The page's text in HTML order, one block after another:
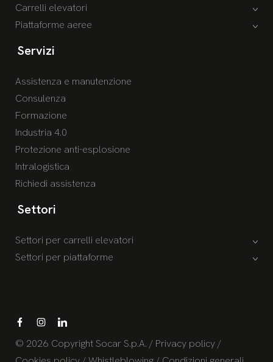
Carrelli elevatori
Piattaforme aeree
Servizi
Assistenza e manutenzione
Consulenza
Formazione
Industria 4.0
Protezione anti-esplosione
Intralogistica
Richiedi assistenza
Settori
Settori per carrelli elevatori
Settori per piattaforme
© 2026 Copyright Socar S.p.A. / Privacy policy/